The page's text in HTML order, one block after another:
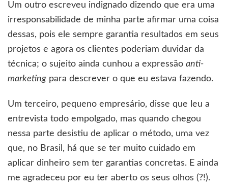
Um outro escreveu indignado dizendo que era uma
irresponsabilidade de minha parte afirmar uma coisa
dessas, pois ele sempre garantia resultados em seus
projetos e agora os clientes poderiam duvidar da
técnica; o sujeito ainda cunhou a expressão anti-
marketing para descrever o que eu estava fazendo.
Um terceiro, pequeno empresário, disse que leu a
entrevista todo empolgado, mas quando chegou
nessa parte desistiu de aplicar o método, uma vez
que, no Brasil, há que se ter muito cuidado em
aplicar dinheiro sem ter garantias concretas. E ainda
me agradeceu por eu ter aberto os seus olhos (?!).